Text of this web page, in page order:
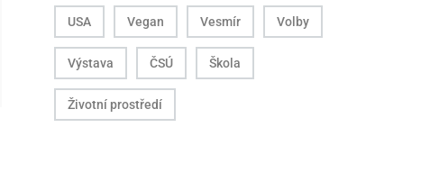
USA Vegan Vesmír Volby
Výstava ČSÚ Škola
Životní prostředí